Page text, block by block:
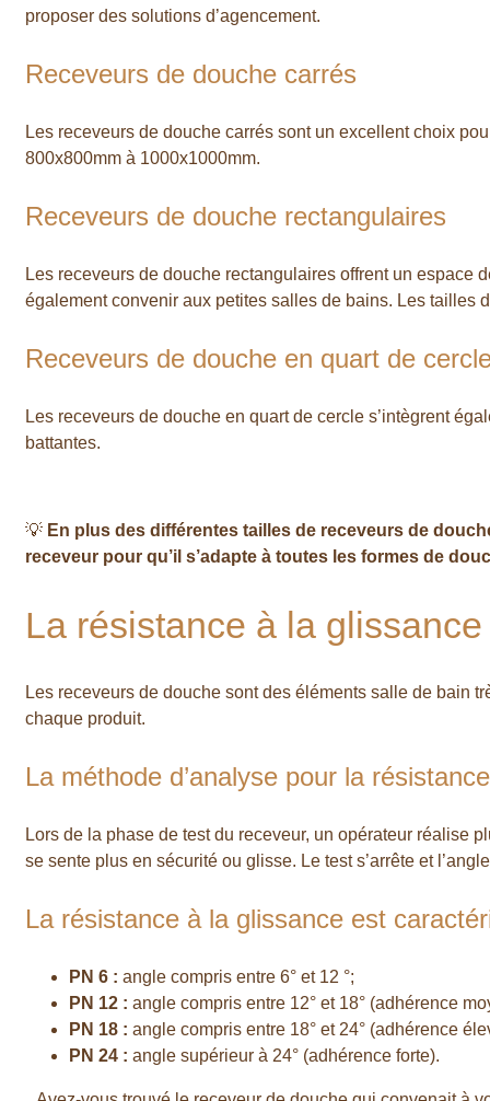
proposer des solutions d’agencement.
Receveurs de douche carrés
Les receveurs de douche carrés sont un excellent choix
800x800mm à 1000x1000mm.
Receveurs de douche rectangulaires
Les receveurs de douche rectangulaires offrent un espace
également convenir aux petites salles de bains. Les tailles
Receveurs de douche en quart de
Les receveurs de douche en quart de cercle s’intègrent
battantes.
💡 En plus des différentes tailles de receveurs de
receveur pour qu’il s’adapte à toutes les formes de
La résistance à la
Les receveurs de douche sont des éléments salle de bain
chaque produit.
La méthode d’analyse pour la
Lors de la phase de test du receveur, un opérateur réalise
se sente plus en sécurité ou glisse. Le test s’arrête et
La résistance à la glissance est
PN 6 : angle compris entre 6° et 12 °;
PN 12 : angle compris entre 12° et 18° (adhérence
PN 18 : angle compris entre 18° et 24° (adhérence
PN 24 : angle supérieur à 24° (adhérence forte).